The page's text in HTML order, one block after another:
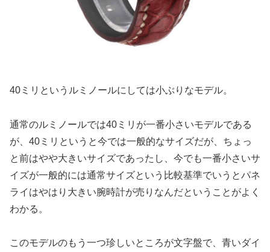
40ミリというルミノールにしては小ぶりなモデル。
通常のルミノールでは40ミリが一番小さいモデルである
が、40ミリというと今では一般的なサイズだが、ちょっ
と前はやや大きいサイズであったし、今でも一番小さいサ
イズが一般的には通常サイズという比較基準でいうとパネ
ライはやはり大きい腕時計が売りなんだということがよく
わかる。
このモデルのもう一つ珍しいところが文字盤で、青いダイ